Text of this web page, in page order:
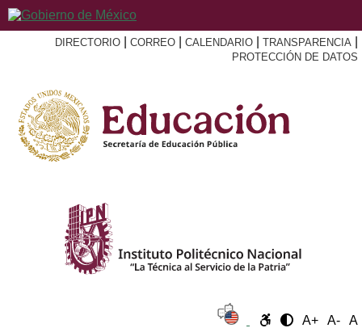
DIRECTORIO CORREO CALENDARIO TRANSPARENCIA
PROTECCIÓN DE DATOS
A+ A- A